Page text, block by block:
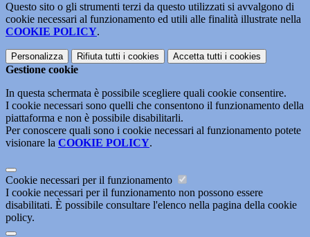
Questo sito o gli strumenti terzi da questo utilizzati si avvalgono di
cookie necessari al funzionamento ed utili alle finalità illustrate nella
COOKIE POLICY.
Personalizza Rifiuta tutti i cookies Accetta tutti i cookies
Gestione cookie
In questa schermata è possibile scegliere quali cookie consentire.
I cookie necessari sono quelli che consentono il funzionamento della
piattaforma e non è possibile disabilitarli.
Per conoscere quali sono i cookie necessari al funzionamento potete
visionare la COOKIE POLICY.
Cookie necessari per il funzionamento
I cookie necessari per il funzionamento non possono essere
disabilitati. È possibile consultare l'elenco nella pagina della cookie
policy.